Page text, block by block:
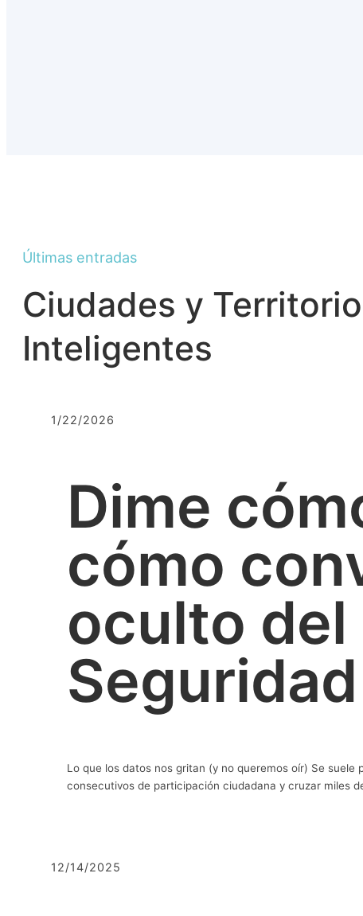
Últimas entradas
Ciudades y
Inteligentes
1/22/2026
Dime
cómo
oculto del
Lo que los datos nos gritan (y no queremos oír) Se
consecutivos de participación ciudadana y cruzar miles
12/14/2025